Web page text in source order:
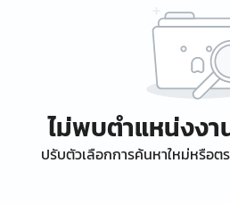
ไม่พบตำแหน่งง
ปรับตัวเลือกการค้นหาใหม่หรือ